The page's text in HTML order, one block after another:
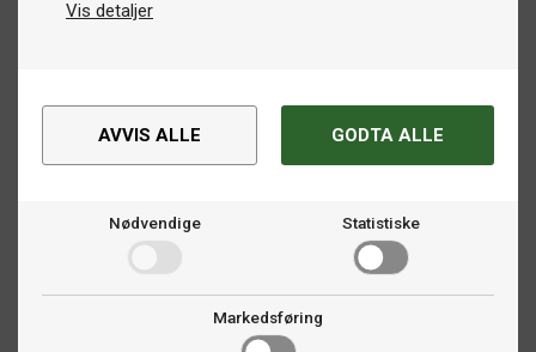
Vis detaljer
AVVIS ALLE GODTA ALLE
Nødvendige Statistiske
Markedsføring